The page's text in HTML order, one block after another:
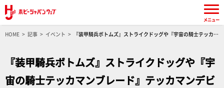
HOME 記事 イベント
『装甲騎兵ボトムズ』ストライクドッグや『宇宙の騎士テッカマ
日本模型ホビーショー2024】
『装甲騎兵ボトムズ』ストライクドッグや『宇
宙の騎士テッカマンブレード』テッカマンデビ
メニュー